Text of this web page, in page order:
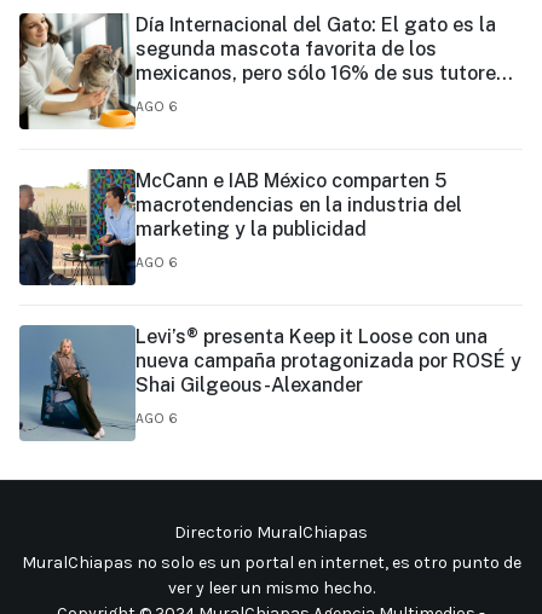
PRESIDENTA CLAUDIA SHEINBAUM
Día Internacional del Gato: El gato es la
segunda mascota favorita de los
mexicanos, pero sólo 16% de sus tutores
prioriza su vacunación
AGO 6
McCann e IAB México comparten 5
macrotendencias en la industria del
marketing y la publicidad
AGO 6
Levi’s® presenta Keep it Loose con una
nueva campaña protagonizada por ROSÉ y
Shai Gilgeous-Alexander
AGO 6
Directorio MuralChiapas
MuralChiapas no solo es un portal en internet, es otro punto de
ver y leer un mismo hecho.